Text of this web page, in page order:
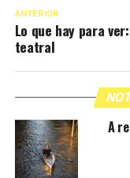
ANTERIOR
Lo que hay para
teatral
A